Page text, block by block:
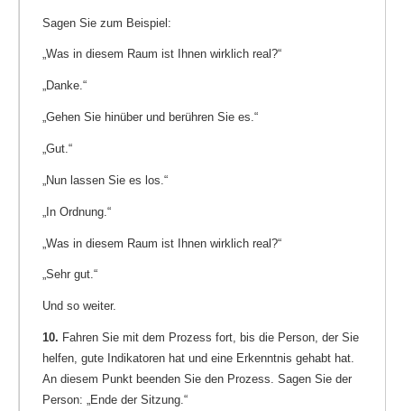
Sagen Sie zum Beispiel:
„Was in diesem Raum ist Ihnen wirklich real?“
„Danke.“
„Gehen Sie hinüber und berühren Sie es.“
„Gut.“
„Nun lassen Sie es los.“
„In Ordnung.“
„Was in diesem Raum ist Ihnen wirklich real?“
„Sehr gut.“
Und so weiter.
10. Fahren Sie mit dem Prozess fort, bis die Person, der Sie
helfen, gute Indikatoren hat und eine Erkenntnis gehabt hat.
An diesem Punkt beenden Sie den Prozess. Sagen Sie der
Person: „Ende der Sitzung.“